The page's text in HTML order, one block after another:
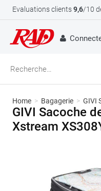
Evaluations clients9,6/10
Home > Bagagerie > GIVI
GIVI Sacoche
Xstream